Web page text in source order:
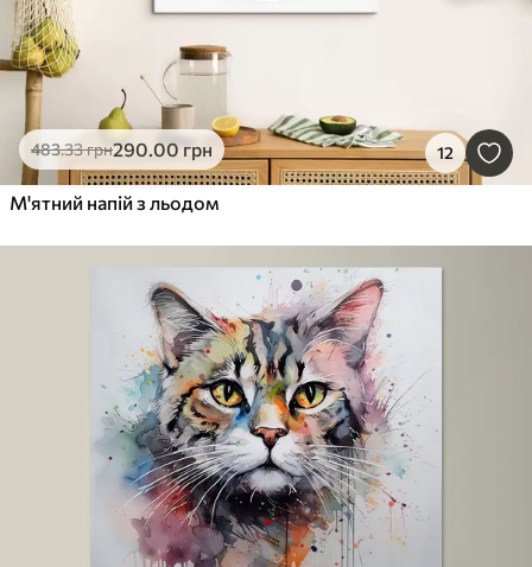
483.33грн290.00грн 12
М'ятний напій з льодом